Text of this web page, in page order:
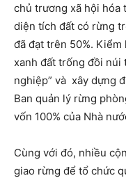
chủ trương xã hội hóa
diện tích đất có rừng
đã đạt trên 50%. Kiểm
xanh đất trống đồi núi
nghiệp” và xây dựng
Ban quản lý rừng
vốn 100% của Nhà
Cùng với đó, nhiều
giao rừng để tổ chức